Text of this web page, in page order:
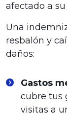
afectado a su
Una
resbalón y
daños:
Gastos
cubre tus
visitas a